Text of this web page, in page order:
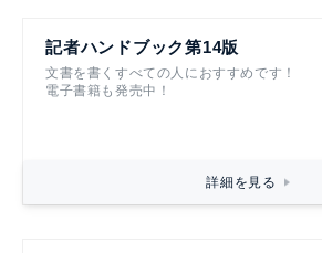
記者ハンドブック第14版
文書を書くすべての人におすすめです！
電子書籍も発売中！
詳細を見る